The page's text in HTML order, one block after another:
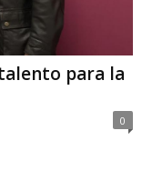
para la
0